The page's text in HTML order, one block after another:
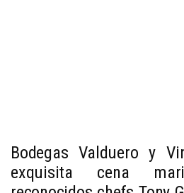
Bodegas Valduero y
exquisita cena